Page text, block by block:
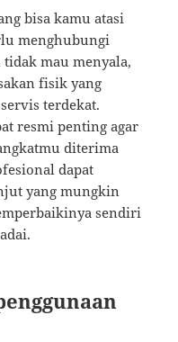
bisa kamu atasi
menghubungi
mau menyala,
fisik yang
terdekat.
resmi penting agar
diterima
dapat
yang mungkin
sendiri